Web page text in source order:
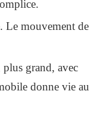
Le mouvement de
plus grand, avec
donne vie au